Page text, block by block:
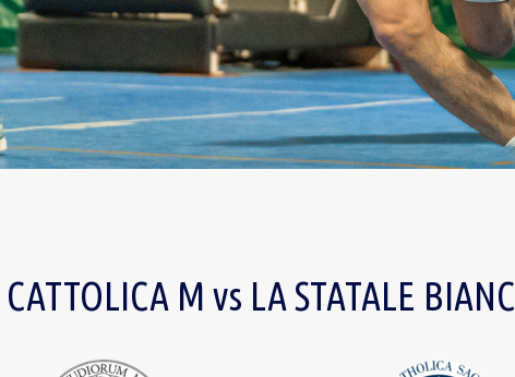
CATTOLICA M vs LA STATALE